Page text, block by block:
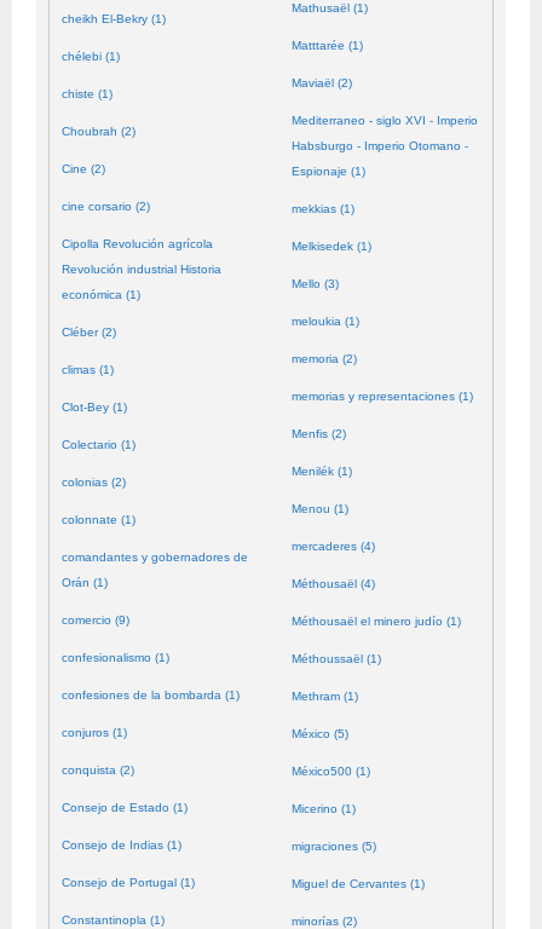
cheikh El-Bekry (1)
chélebi (1)
chiste (1)
Choubrah (2)
Cine (2)
cine corsario (2)
Cipolla Revolución agrícola
Revolución industrial Historia
económica (1)
Cléber (2)
climas (1)
Clot-Bey (1)
Colectario (1)
colonias (2)
colonnate (1)
comandantes y gobernadores de
Orán (1)
comercio (9)
confesionalismo (1)
confesiones de la bombarda (1)
conjuros (1)
conquista (2)
Consejo de Estado (1)
Consejo de Indias (1)
Consejo de Portugal (1)
Constantinopla (1)
Mathusaël (1)
Matttarée (1)
Maviaël (2)
Mediterraneo - siglo XVI - Imperio
Habsburgo - Imperio Otomano -
Espionaje (1)
mekkias (1)
Melkisedek (1)
Mello (3)
meloukia (1)
memoria (2)
memorias y representaciones (1)
Menfis (2)
Menilék (1)
Menou (1)
mercaderes (4)
Méthousaël (4)
Méthousaël el minero judío (1)
Méthoussaël (1)
Methram (1)
México (5)
México500 (1)
Micerino (1)
migraciones (5)
Miguel de Cervantes (1)
minorías (2)